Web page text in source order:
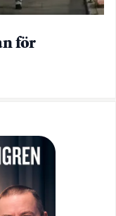
för